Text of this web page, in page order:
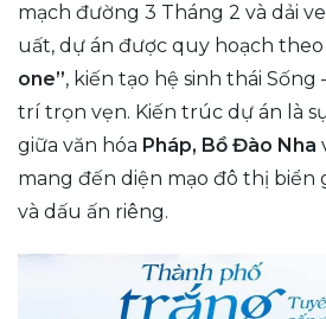
mạch đường 3 Tháng 2 và dải
uất, dự án được quy hoạch
one”, kiến tạo hệ sinh thái Sống
trí trọn vẹn. Kiến trúc dự án là
giữa văn hóa Pháp, Bồ Đào Nha
mang đến diện mạo đô thị
và dấu ấn riêng.